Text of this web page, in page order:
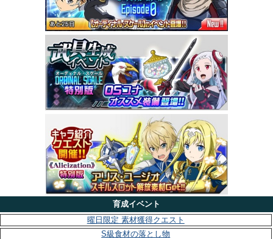
育成イベント
曜日限定 素材獲得クエスト
S級食材の落とし物